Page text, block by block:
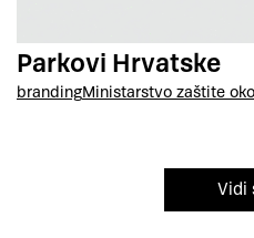
Parkovi Hrvatske
brandingMinistarstvo zaštite
Vidi